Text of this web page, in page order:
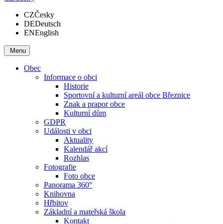
CZČesky
DEDeutsch
ENEnglish
Menu
Obec
Informace o obci
Historie
Sportovní a kulturní areál obce Březnice
Znak a prapor obce
Kulturní dům
GDPR
Události v obci
Aktuality
Kalendář akcí
Rozhlas
Fotografie
Foto obce
Panorama 360°
Knihovna
Hřbitov
Základní a mateřská škola
Kontakt